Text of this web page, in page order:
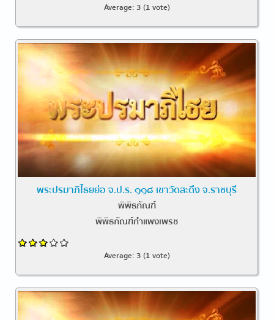
Average: 3 (1 vote)
พระปรมาภิไธยย่อ จ.ป.ร. ๑๑๘ เขาวัดสะดึง จ.ราชบุรี
พิพิธภัณฑ์
พิพิธภัณฑ์กำแพงเพรช
Average: 3 (1 vote)